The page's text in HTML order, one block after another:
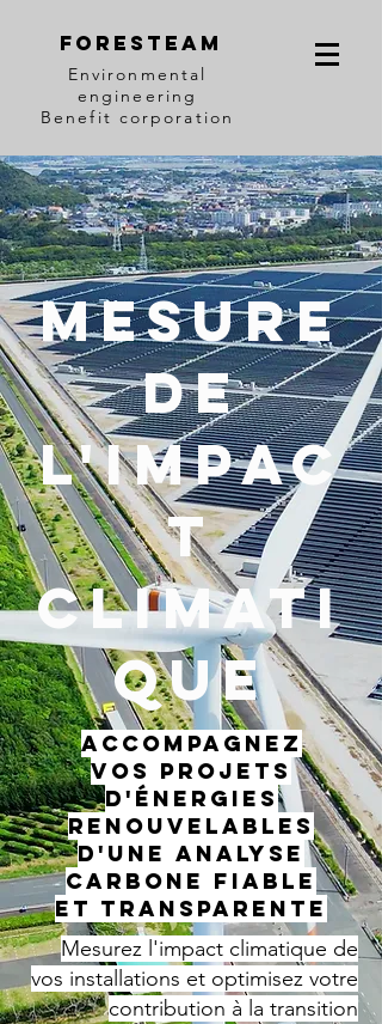
Foresteam
Environmental
engineering
Benefit corporation
Mesure
de
l'Impac
t
Climati
que
Accompagnez
vos projets
d'énergies
renouvelables
d'une analyse
carbone fiable
et transparente
Mesurez l'impact climatique de
vos installations et optimisez votre
contribution à la transition